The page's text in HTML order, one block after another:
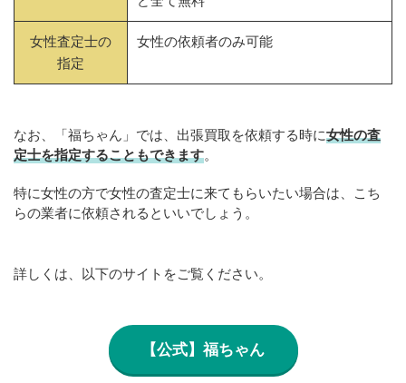
女性査定士の
指定
女性の依頼者のみ可能
なお、「福ちゃん」では、出張買取を依頼する時に女性の査
定士を指定することもできます。
特に女性の方で女性の査定士に来てもらいたい場合は、こち
らの業者に依頼されるといいでしょう。
詳しくは、以下のサイトをご覧ください。
【公式】福ちゃん